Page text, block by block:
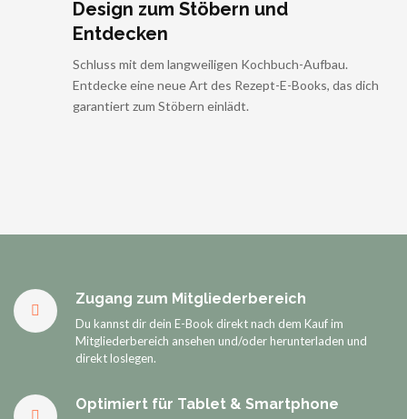
Design zum Stöbern und
Entdecken
Schluss mit dem langweiligen Kochbuch-Aufbau.
Entdecke eine neue Art des Rezept-E-Books, das dich
garantiert zum Stöbern einlädt.
Zugang zum Mitgliederbereich
Du kannst dir dein E-Book direkt nach dem Kauf im
Mitgliederbereich ansehen und/oder herunterladen und
direkt loslegen.
Optimiert für Tablet & Smartphone